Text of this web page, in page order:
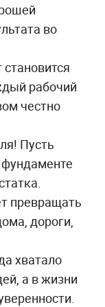
во
рабочий
честно
Пусть
превращать
дороги,
хватало
а в жизни